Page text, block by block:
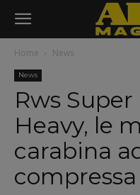
Home News
News
Rws
Heavy, le
carabina
compressa